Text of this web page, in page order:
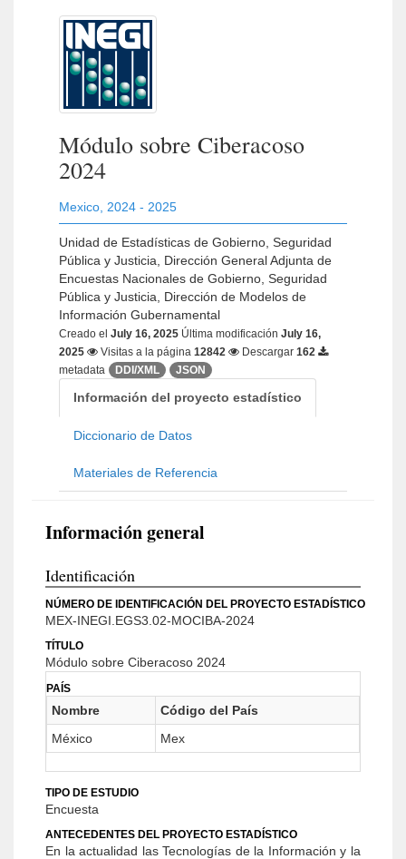
Módulo sobre Ciberacoso
2024
Mexico 2024 - 2025
Unidad de Estadísticas de Gobierno, Seguridad
Pública y Justicia, Dirección General Adjunta de
Encuestas Nacionales de Gobierno, Seguridad
Pública y Justicia, Dirección de Modelos de
Información Gubernamental
Creado el July 16, 2025 Última modificación July 16,
2025
Visitas a la página 12842 Descargar 162
metadata
DDI/XML JSON
Información del proyecto estadístico
Diccionario de Datos
Materiales de Referencia
Información general
Identificación
NÚMERO DE IDENTIFICACIÓN DEL PROYECTO ESTADÍSTICO
MEX-INEGI.EGS3.02-MOCIBA-2024
TÍTULO
Módulo sobre Ciberacoso 2024
PAÍS
Nombre
Código del País
México
Mex
TIPO DE ESTUDIO
Encuesta
ANTECEDENTES DEL PROYECTO ESTADÍSTICO
En la actualidad las Tecnologías de la Información y la